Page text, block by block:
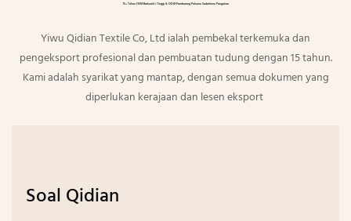
15+ Tahun OEM Berkualiti Tinggi & ODM Pemborong Pakaian Sederhana Pengeluar
Yiwu Qidian Textile Co, Ltd ialah pembekal terkemuka dan
pengeksport profesional dan pembuatan tudung dengan 15 tahun.
Kami adalah syarikat yang mantap, dengan semua dokumen yang
diperlukan kerajaan dan lesen eksport
Soal Qidian